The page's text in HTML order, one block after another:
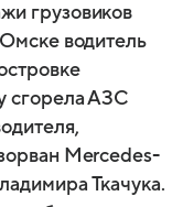
грузовиков
водитель
сгорела АЗС
Mercedes-
Ткачука.